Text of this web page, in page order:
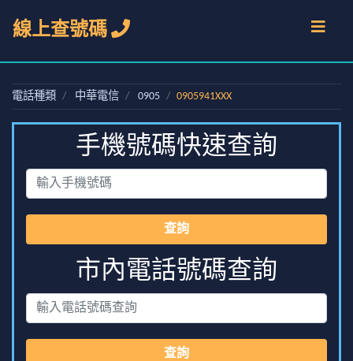
線上查號碼
電話種類 中華電信 0905 0905941XXX
手機號碼快速查詢
查詢
市內電話號碼查詢
查詢